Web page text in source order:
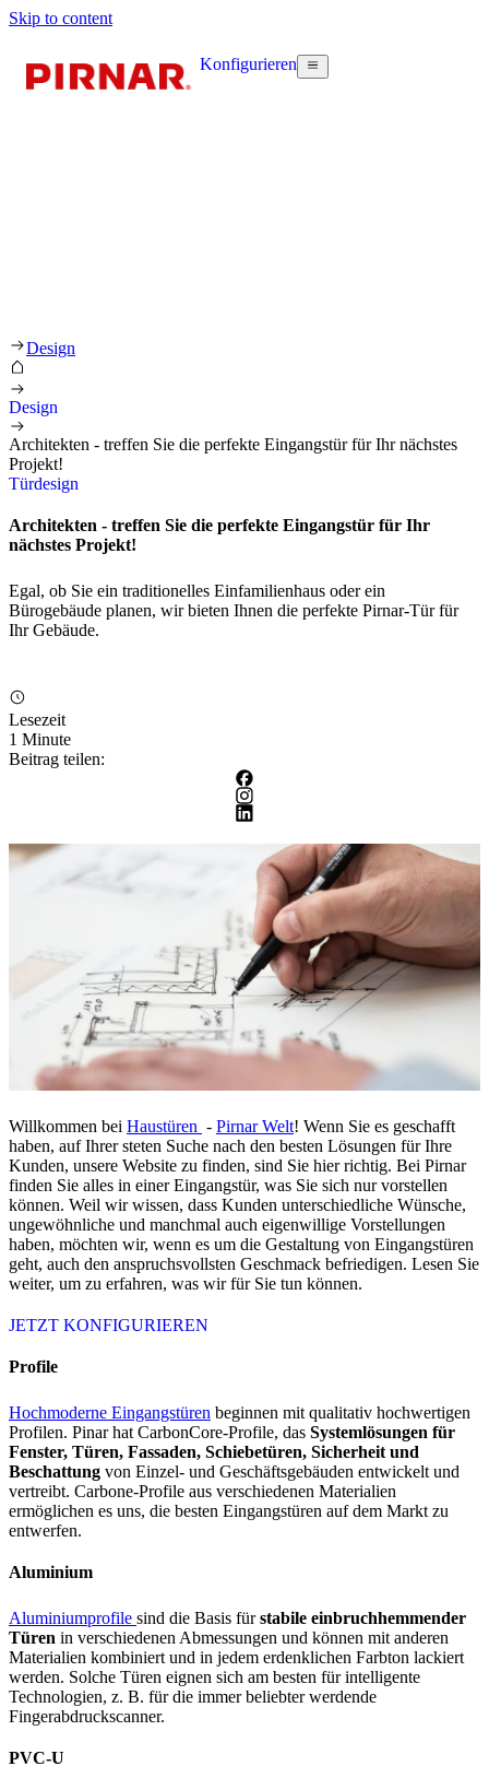
Skip to content
Konfigurieren
Design
Design
Architekten - treffen Sie die perfekte Eingangstür für Ihr nächstes
Projekt!
Türdesign
Architekten - treffen Sie die perfekte Eingangstür für Ihr
nächstes Projekt!
Egal, ob Sie ein traditionelles Einfamilienhaus oder ein
Bürogebäude planen, wir bieten Ihnen die perfekte Pirnar-Tür für
Ihr Gebäude.
Lesezeit
1 Minute
Beitrag teilen:
Willkommen bei Haustüren - PirnarWelt! Wenn Sie es geschafft
haben, auf Ihrer steten Suche nach den besten Lösungen für Ihre
Kunden, unsere Website zu finden, sind Sie hier richtig. Bei Pirnar
finden Sie alles in einer Eingangstür, was Sie sich nur vorstellen
können. Weil wir wissen, dass Kunden unterschiedliche Wünsche,
ungewöhnliche und manchmal auch eigenwillige Vorstellungen
haben, möchten wir, wenn es um die Gestaltung von Eingangstüren
geht, auch den anspruchsvollsten Geschmack befriedigen. Lesen Sie
weiter, um zu erfahren, was wir für Sie tun können.
JETZT KONFIGURIEREN
Profile
Hochmoderne Eingangstüren beginnen mit qualitativ hochwertigen
Profilen. Pinar hat CarbonCore-Profile, das Systemlösungen für
Fenster, Türen, Fassaden, Schiebetüren, Sicherheit und
Beschattung von Einzel- und Geschäftsgebäuden entwickelt und
vertreibt. Carbone-Profile aus verschiedenen Materialien
ermöglichen es uns, die besten Eingangstüren auf dem Markt zu
entwerfen.
Aluminium
Aluminiumprofile sind die Basis fürstabile einbruchhemmender
Türen in verschiedenen Abmessungen und können mit anderen
Materialien kombiniert und in jedem erdenklichen Farbton lackiert
werden. Solche Türen eignen sich am besten für intelligente
Technologien, z. B. für die immer beliebter werdende
Fingerabdruckscanner.
PVC-U